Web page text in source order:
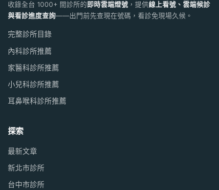
收錄全台 1000+ 間診所的即時雲端燈號 ，提供線上看號、雲端候診
與看診進度查詢——出門前先查現在號碼，看診免現場久候。
完整診所目錄
內科診所推薦
家醫科診所推薦
小兒科診所推薦
耳鼻喉科診所推薦
探索
最新文章
新北市診所
台中市診所